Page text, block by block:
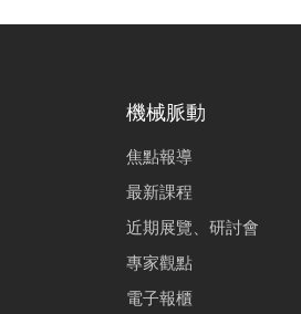
機械脈動
焦點報導
最新課程
近期展覽、研討會
專家觀點
電子報櫃